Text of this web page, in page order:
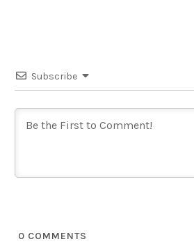
Subscribe
0 COMMENTS